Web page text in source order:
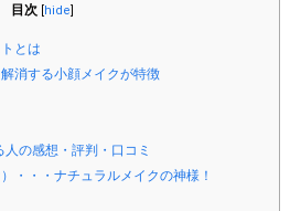
目次 [hide]
とは
消する小顔メイクが特徴
の感想・評判・口コミ
・・・ナチュラルメイクの神様！